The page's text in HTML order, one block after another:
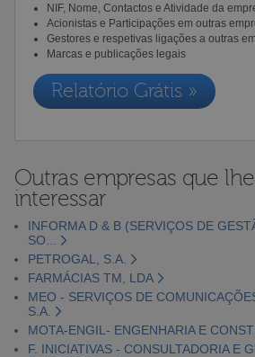
NIF, Nome, Contactos e Atividade da
Acionistas e Participações em outras
Gestores e respetivas ligações a outras
Marcas e publicações legais
Relatório Grátis »
Outras empresas que
interessar
INFORMA D & B (SERVIÇOS DE
SO...
PETROGAL, S.A.
FARMÁCIAS TM, LDA
MEO - SERVIÇOS DE
S.A.
MOTA-ENGIL- ENGENHARIA E
F. INICIATIVAS - CONSULTADORIA E